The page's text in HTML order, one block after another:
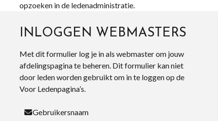
opzoeken in de ledenadministratie.
INLOGGEN WEBMASTERS
Met dit formulier log je in als webmaster om jouw
afdelingspagina te beheren. Dit formulier kan niet
door leden worden gebruikt om in te loggen op de
Voor Ledenpagina’s.
Gebruikersnaam